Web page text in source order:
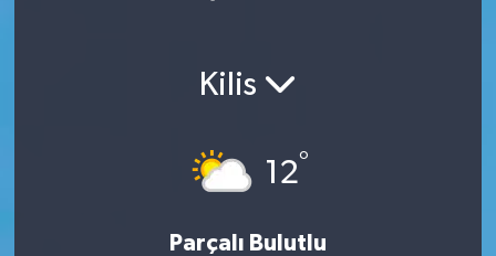
Kilis
12°
Parçalı Bulutlu